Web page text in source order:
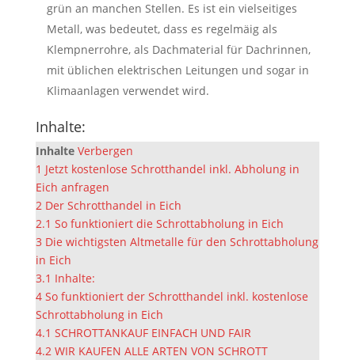
grün an manchen Stellen. Es ist ein vielseitiges
Metall, was bedeutet, dass es regelmäig als
Klempnerrohre, als Dachmaterial für Dachrinnen,
mit üblichen elektrischen Leitungen und sogar in
Klimaanlagen verwendet wird.
Inhalte:
Inhalte Verbergen
1 Jetzt kostenlose Schrotthandel inkl. Abholung in
Eich anfragen
2 Der Schrotthandel in Eich
2.1 So funktioniert die Schrottabholung in Eich
3 Die wichtigsten Altmetalle für den Schrottabholung
in Eich
3.1 Inhalte:
4 So funktioniert der Schrotthandel inkl. kostenlose
Schrottabholung in Eich
4.1 SCHROTTANKAUF EINFACH UND FAIR
4.2 WIR KAUFEN ALLE ARTEN VON SCHROTT